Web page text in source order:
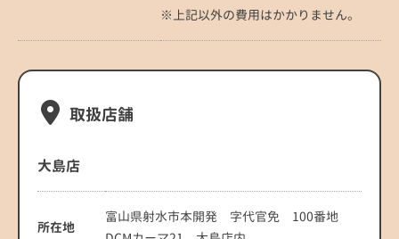
※上記以外の費用はかかりません。
取扱店舗
大島店
所在地
富山県射水市本開発 字代官免 100番地